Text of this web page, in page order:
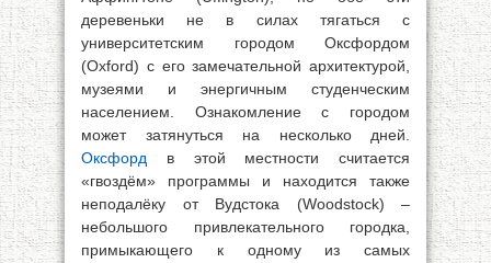
деревеньки не в силах тягаться с
университетским городом Оксфордом
(Oxford) с его замечательной архитектурой,
музеями и энергичным студенческим
населением. Ознакомление с городом
может затянуться на несколько дней.
Оксфорд в этой местности считается
«гвоздём» программы и находится также
неподалёку от Вудстока (Woodstock) –
небольшого привлекательного городка,
примыкающего к одному из самых